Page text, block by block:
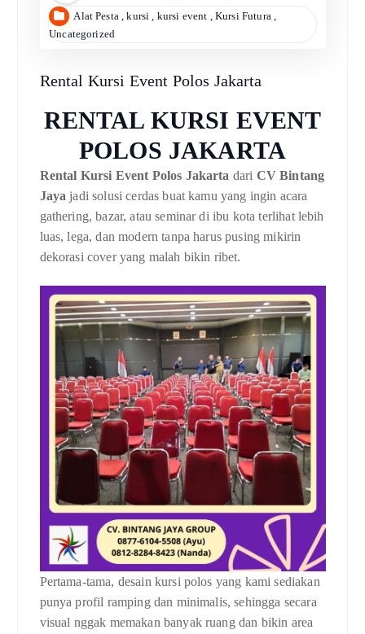
Alat Pesta ,kursi kursi event Kursi Futura
Uncategorized
Rental Kursi Event Polos Jakarta
RENTAL KURSI EVENT
POLOS JAKARTA
Rental Kursi Event Polos Jakarta dari CV Bintang
Jaya jadi solusi cerdas buat kamu yang ingin acara
gathering, bazar, atau seminar di ibu kota terlihat lebih
luas, lega, dan modern tanpa harus pusing mikirin
dekorasi cover yang malah bikin ribet.
Pertama-tama, desain kursi polos yang kami sediakan
punya profil ramping dan minimalis, sehingga secara
visual nggak memakan banyak ruang dan bikin area